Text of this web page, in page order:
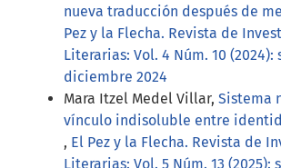
nueva traducción después de
Pez y la Flecha. Revista de
Literarias: Vol. 4 Núm. 10
diciembre 2024
Mara Itzel Medel Villar, Sistema
vínculo indisoluble entre
, El Pez y la Flecha. Revista de
Literarias: Vol. 5 Núm. 13